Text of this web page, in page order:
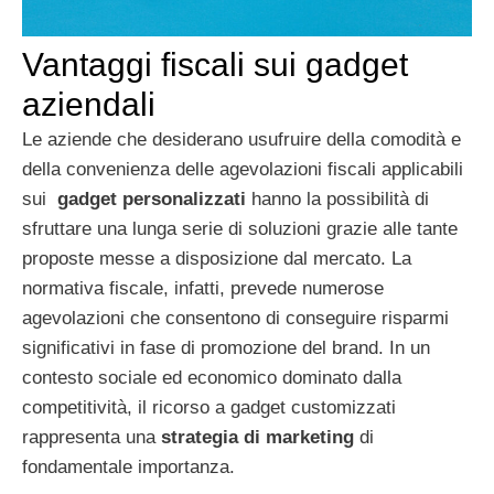
Vantaggi fiscali sui gadget
aziendali
Le aziende che desiderano usufruire della comodità e
della convenienza delle agevolazioni fiscali applicabili
sui gadget personalizzati hanno la possibilità di
sfruttare una lunga serie di soluzioni grazie alle tante
proposte messe a disposizione dal mercato. La
normativa fiscale, infatti, prevede numerose
agevolazioni che consentono di conseguire risparmi
significativi in fase di promozione del brand. In un
contesto sociale ed economico dominato dalla
competitività, il ricorso a gadget customizzati
rappresenta una strategia di marketing di
fondamentale importanza.